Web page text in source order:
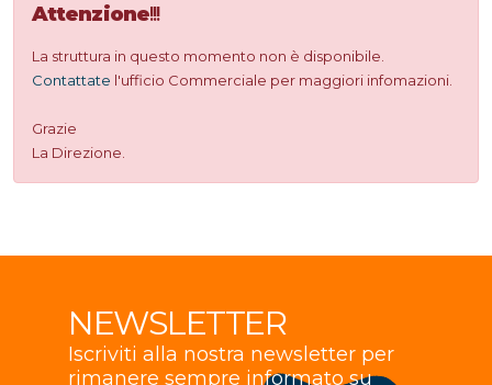
Attenzione!!!
La struttura in questo momento non è disponibile.
Contattate l'ufficio Commerciale per maggiori infomazioni.
Grazie
La Direzione.
NEWSLETTER
Iscriviti alla nostra newsletter per
rimanere sempre informato su